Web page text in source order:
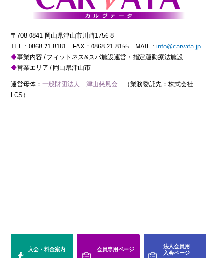
〒708-0841 岡山県津山市川崎1756-8
TEL：0868-21-8181 FAX：0868-21-8155 MAIL：info@carvata.jp
事業内容
フィットネス&スパ施設運営・指定運動療法施設
営業エリア
岡山県津山市
運営母体：一般財団法人 津山慈風会
（業務委託先：株式会社
LCS）
入会・料金案内 会員専用ページ
法人会員用
入会ページ